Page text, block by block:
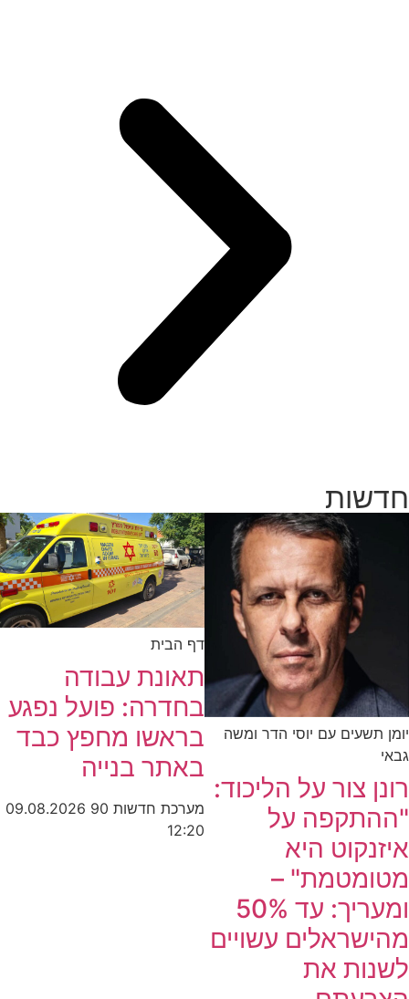
חדשות
יומן תשעים עם יוסי הדר ומשה
גבאי
רונן צור על הליכוד:
"ההתקפה על
איזנקוט היא
מטומטמת" –
ומעריך: עד 50%
מהישראלים עשויים
לשנות את
דף הבית
תאונת עבודה
בחדרה: פועל נפגע
בראשו מחפץ כבד
באתר בנייה
מערכת חדשות 90
09.08.2026
12:20